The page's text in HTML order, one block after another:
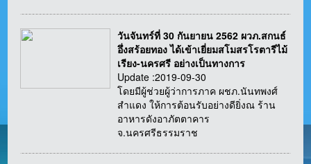
วันจันทร์ที่ 30 กันยายน 2562 ผวภ.สกนธ์
อึ่งสร้อยทอง ได้เข้าเยี่ยมสโมสรโรตารีไม้
เรียง-นครศรี อย่างเป็นทางการ
Update :2019-09-30
โดยมีผู้ช่วยผู้ว่าการภาค ผชภ.นันทพงศ์
สำแดง ให้การต้อนรับอย่างดียิ่งณ ร้าน
อาหารดังอาภัตตาคาร
จ.นครศรีธรรมราช